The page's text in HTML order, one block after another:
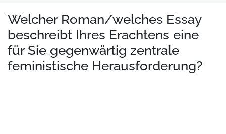
Welcher Roman/welches Essay
beschreibt Ihres Erachtens eine
für Sie gegenwärtig zentrale
feministische Herausforderung?